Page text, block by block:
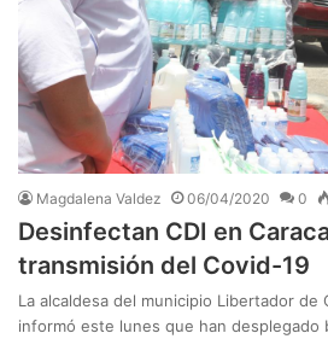
Magdalena Valdez 06/04/2020 0
Desinfectan CDI en
transmisión del Covid-19
La alcaldesa del municipio Libertador de
informó este lunes que han desplegado